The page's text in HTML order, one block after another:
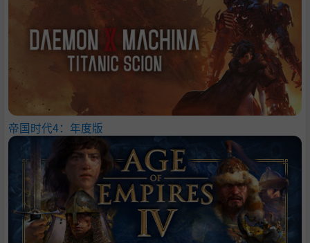
帝国时代4：年度版